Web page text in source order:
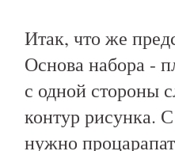
Итак, что же
Основа набора -
с одной стороны
контур рисунка.
нужно